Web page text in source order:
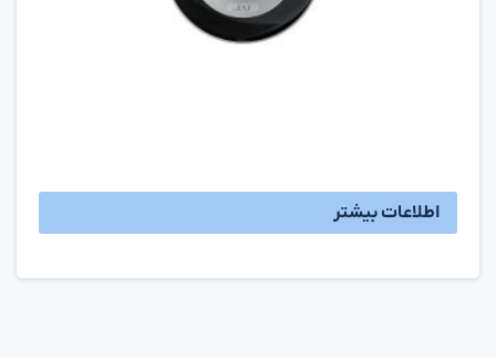
اطلاعات بیشتر